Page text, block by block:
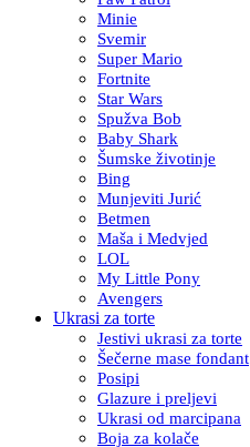
Minie
Svemir
Super Mario
Fortnite
Star Wars
Spužva Bob
Baby Shark
Šumske životinje
Bing
Munjeviti Jurić
Betmen
Maša i Medvjed
LOL
My Little Pony
Avengers
Ukrasi za torte
Jestivi ukrasi za torte
Šečerne mase fondant
Posipi
Glazure i preljevi
Ukrasi od marcipana
Boja za kolače